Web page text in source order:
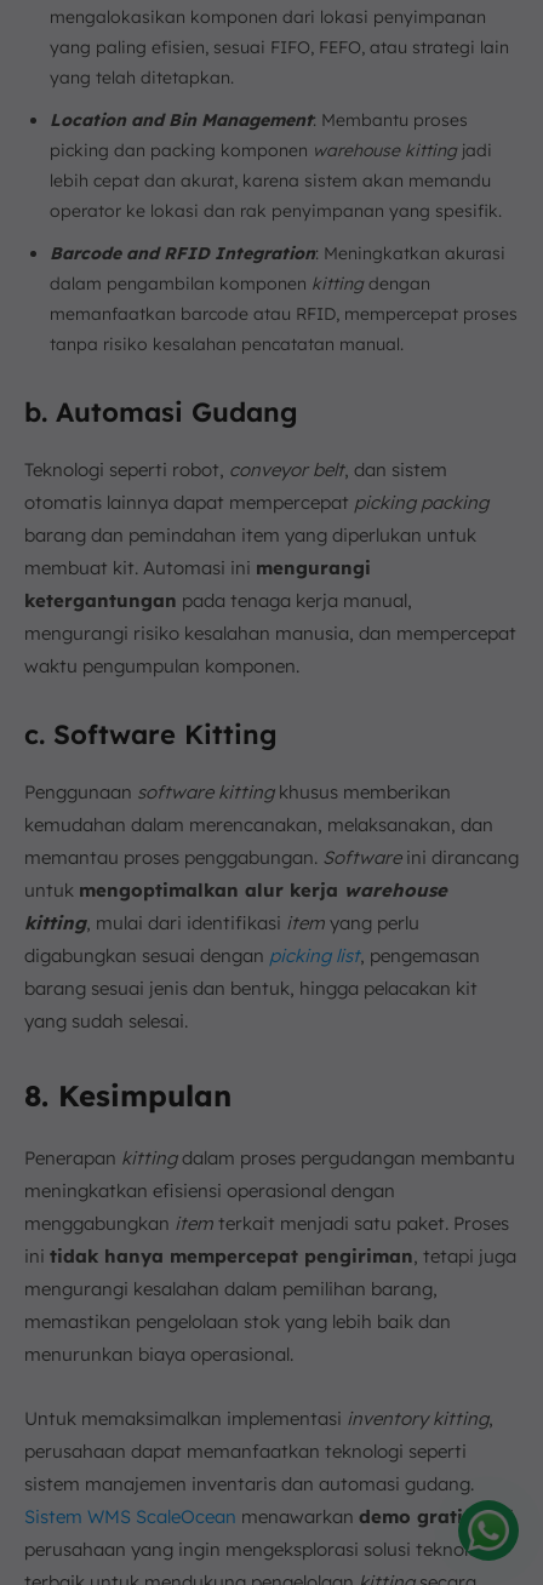
mengalokasikan komponen dari lokasi penyimpanan
yang paling efisien, sesuai FIFO, FEFO, atau strategi lain
yang telah ditetapkan.
Location and Bin Management: Membantu proses
picking dan packing komponen warehouse kittingjadi
lebih cepat dan akurat, karena sistem akan memandu
operator ke lokasi dan rak penyimpanan yang spesifik.
Barcode and RFID Integration: Meningkatkan akurasi
dalam pengambilan komponen kittingdengan
memanfaatkan barcode atau RFID, mempercepat proses
tanpa risiko kesalahan pencatatan manual.
b. Automasi Gudang
Teknologi seperti robot, conveyor belt, dan sistem
otomatis lainnya dapat mempercepat picking packing
barang dan pemindahan item yang diperlukan untuk
membuat kit. Automasi ini mengurangi
ketergantungan pada tenaga kerja manual,
mengurangi risiko kesalahan manusia, dan mempercepat
waktu pengumpulan komponen.
c. Software Kitting
Penggunaan software kittingkhusus memberikan
kemudahan dalam merencanakan, melaksanakan, dan
memantau proses penggabungan. Softwareini dirancang
untuk mengoptimalkan alur kerja warehouse
kitting, mulai dari identifikasi item yang perlu
digabungkan sesuai dengan picking list, pengemasan
barang sesuai jenis dan bentuk, hingga pelacakan kit
yang sudah selesai.
8. Kesimpulan
Penerapan kittingdalam proses pergudangan membantu
meningkatkan efisiensi operasional dengan
menggabungkan item terkait menjadi satu paket. Proses
ini tidak hanya mempercepat pengiriman, tetapi juga
mengurangi kesalahan dalam pemilihan barang,
memastikan pengelolaan stok yang lebih baik dan
menurunkan biaya operasional.
Untuk memaksimalkan implementasi inventory kitting,
perusahaan dapat memanfaatkan teknologi seperti
sistem manajemen inventaris dan automasi gudang.
Sistem WMS ScaleOcean menawarkan demo gratisbagi
perusahaan yang ingin mengeksplorasi solusi teknologi
Amelia